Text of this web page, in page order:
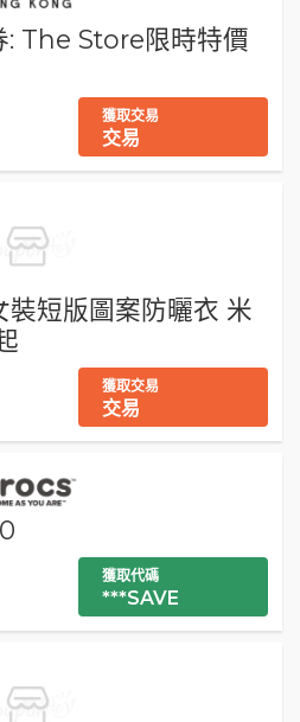
The Store限時特價
獲取交易
交易
裝短版圖案防曬衣 米
獲取交易
交易
獲取代碼
***SAVE